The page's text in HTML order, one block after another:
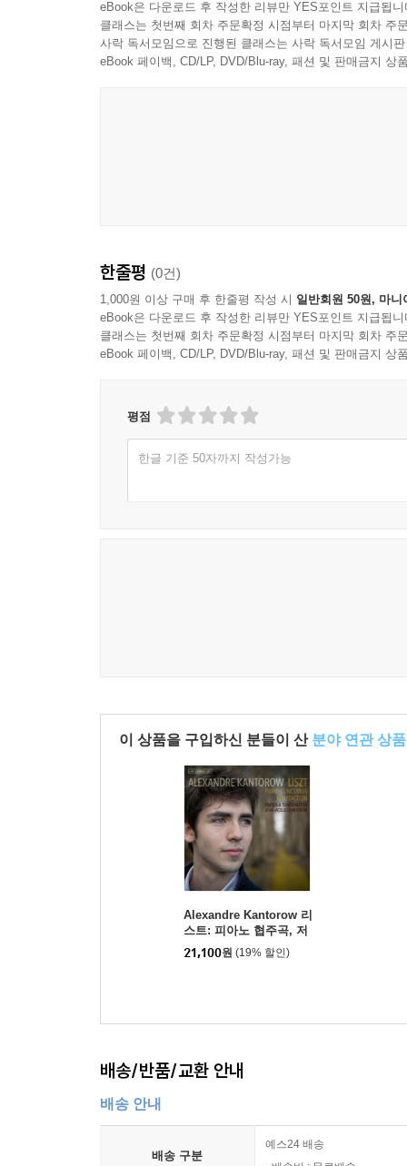
eBook은 다운로드 후 작성한 리뷰만 YES포인트 지급됩니
클래스는 첫번째 회차 주문확정 시점부터 마지막 회차 주
사락 독서모임으로 진행된 클래스는 사락 독서모임 게시
eBook 페이백, CD/LP, DVD/Blu-ray, 패션 및 판매금지 상
한줄평 (0건)
1,000원 이상 구매 후 한줄평 작성 시 일반회원 50원, 마니
eBook은 다운로드 후 작성한 리뷰만 YES포인트 지급됩니
클래스는 첫번째 회차 주문확정 시점부터 마지막 회차 주
eBook 페이백, CD/LP, DVD/Blu-ray, 패션 및 판매금지 상
평점
한글 기준 50자까지 작성가능
이 상품을 구입하신 분들이 산 분야 연관 상품
Alexandre Kantorow 리
스트: 피아노 협주곡, 저
주 (Liszt: Piano Concer
tos S124 & 125, Maledi
21,100원 (19% 할인)
배송/반품/교환 안내
배송 안내
배송 구분
예스24 배송